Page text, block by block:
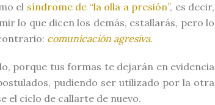
el síndrome de “la olla a presión”, es decir,
lo que dicen los demás, estallarás, pero lo
comunicación agresiva.
porque tus formas te dejarán en evidencia
pudiendo ser utilizado por la otra
el ciclo de callarte de nuevo.